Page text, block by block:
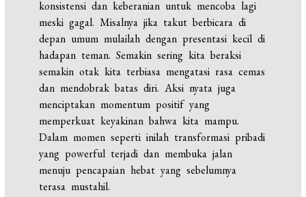
konsistensi dan keberanian untuk mencoba lagi
meski gagal. Misalnya jika takut berbicara di
depan umum mulailah dengan presentasi kecil di
hadapan teman. Semakin sering kita beraksi
semakin otak kita terbiasa mengatasi rasa cemas
dan mendobrak batas diri. Aksi nyata juga
menciptakan momentum positif yang
memperkuat keyakinan bahwa kita mampu.
Dalam momen seperti inilah transformasi pribadi
yang powerful terjadi dan membuka jalan
menuju pencapaian hebat yang sebelumnya
terasa mustahil.